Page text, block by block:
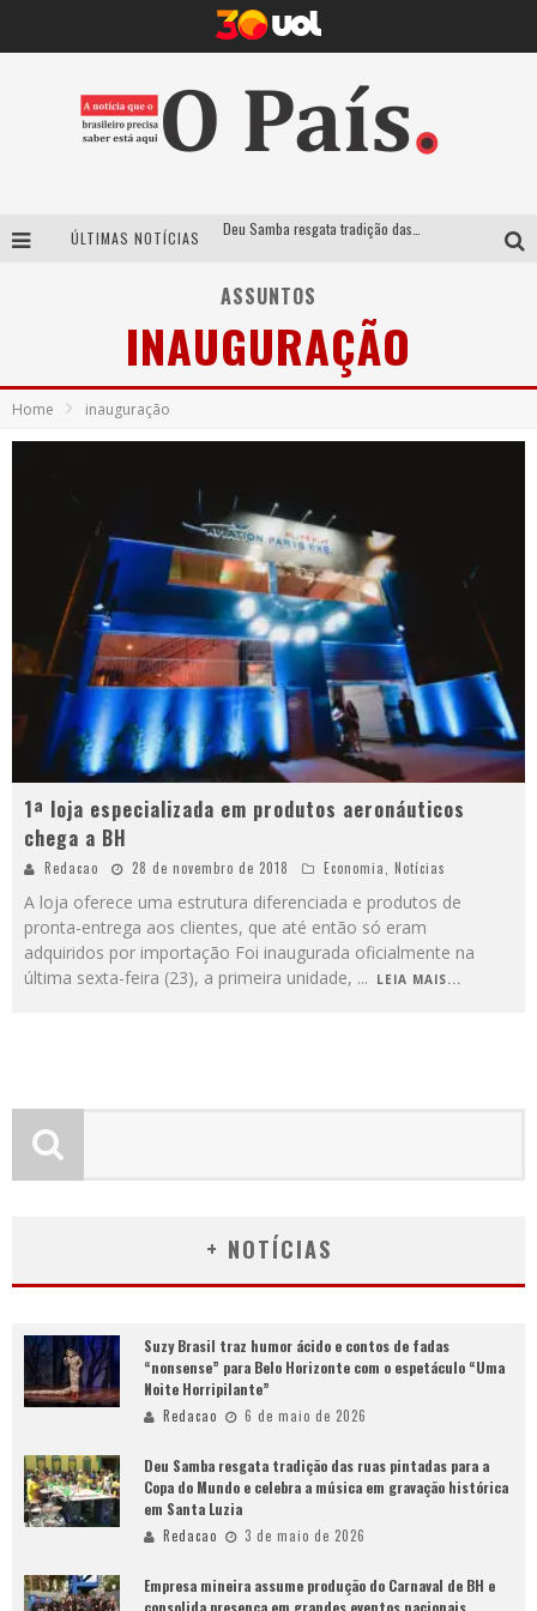
ÚLTIMAS NOTÍCIAS
ASSUNTOS
INAUGURAÇÃO
Home inauguração
1ª loja especializada em produtos aeronáuticos
chega a BH
Redacao 28 de novembro de 2018 Economia, Notícias
A loja oferece uma estrutura diferenciada e produtos de
pronta-entrega aos clientes, que até então só eram
adquiridos por importação Foi inaugurada oficialmente na
última sexta-feira (23), a primeira unidade, ... LEIA MAIS...
+ NOTÍCIAS
Suzy Brasil traz humor ácido e contos de fadas
“nonsense” para Belo Horizonte com o espetáculo “Uma
Noite Horripilante”
Redacao 6 de maio de 2026
Deu Samba resgata tradição das ruas pintadas para a
Copa do Mundo e celebra a música em gravação histórica
em Santa Luzia
Redacao 3 de maio de 2026
Empresa mineira assume produção do Carnaval de BH e